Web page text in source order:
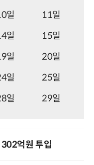
일
11일
일
15일
일
20일
일
25일
일 29일
억원 투입